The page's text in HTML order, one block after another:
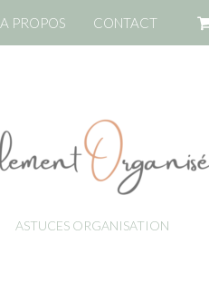
A PROPOS CONTACT
ASTUCES ORGANISATION